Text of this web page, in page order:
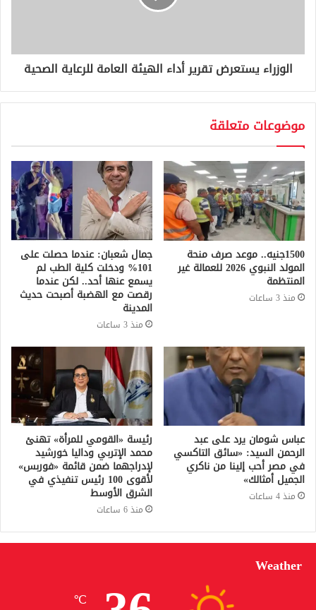
الوزراء يستعرض تقرير أداء الهيئة العامة للرعاية الصحية
موضوعات متعلقة
1500جنيه.. موعد صرف منحة
المولد النبوي 2026 للعمالة غير
المنتظمة
منذ 3 ساعات
جمال شعبان: عندما حصلت على
101% ودخلت كلية الطب لم
يسمع عنها أحد.. لكن عندما
رقصت مع الهضبة أصبحت حديث
المدينة
منذ 3 ساعات
عباس شومان يرد على عبد
الرحمن السيد: «سائق التاكسي
في مصر أحب إلينا من ناكري
الجميل أمثالك»
منذ 4 ساعات
رئيسة «القومي للمرأة» تهنئ
محمد الإتربي وداليا خورشيد
لإدراجهما ضمن قائمة «فوربس»
لأقوى 100 رئيس تنفيذي في
الشرق الأوسط
منذ 6 ساعات
Weather
℃